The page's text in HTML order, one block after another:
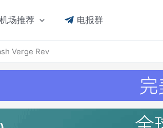
机场推荐 电报群
Verge Rev